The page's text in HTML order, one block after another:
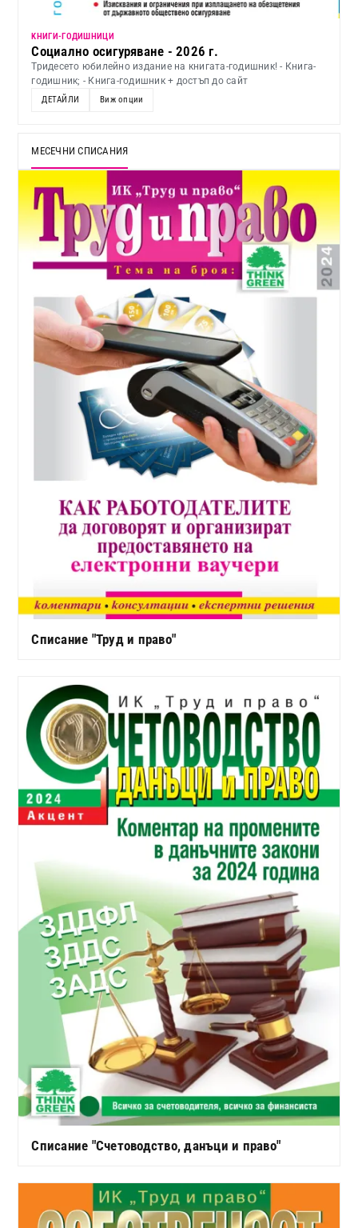
KНИГИ-ГОДИШНИЦИ
Социално осигуряване - 2026 г.
Тридесето юбилейно издание на книгата-годишник! - Книга-
годишник; - Книга-годишник + достъп до сайт
ДЕТАЙЛИ Виж опции
МЕСЕЧНИ СПИСАНИЯ
Списание "Труд и право"
Списание "Счетоводство, данъци и право"